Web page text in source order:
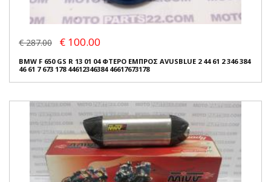
€ 287.00 € 100.00
BMW F 650 GS R 13 01 04 ΦΤΕΡΟ ΕΜΠΡΟΣ AVUSBLUE 2 44 61 2 346 384
46 61 7 673 178 44612346384 46617673178